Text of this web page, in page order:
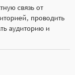
связь от
проводить
аудиторию и